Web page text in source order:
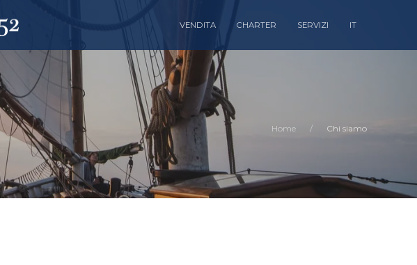
VENDITA CHARTER SERVIZI IT
Home Chi siamo